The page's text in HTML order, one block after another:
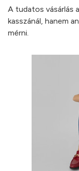
A tudatos vásárlás
kasszánál, hanem
mérni.